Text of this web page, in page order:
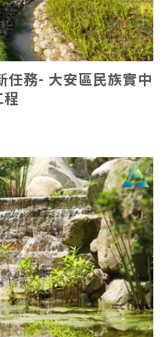
任務- 大安區民族實中
程